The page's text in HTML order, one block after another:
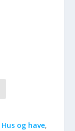
Hus og have,